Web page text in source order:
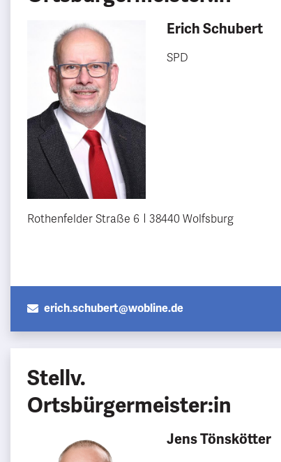
Erich Schubert
SPD
Rothenfelder Straße 6 38440 Wolfsburg
erich.schubert@wobline.de
Stellv.
Ortsbürgermeister:in
Jens Tönskötter